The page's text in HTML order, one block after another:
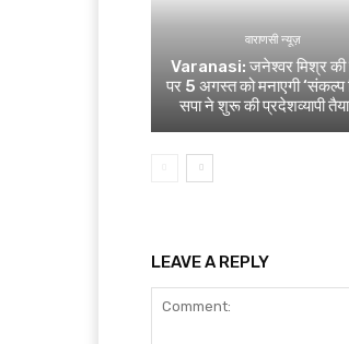
वाराणसी न्यूज़
Varanasi: जनेश्वर मिश्र की
पर 5 अगस्त को मनाएगी ‘संकल्प
सपा ने शुरू की प्रदेशव्यापी
LEAVE A REPLY